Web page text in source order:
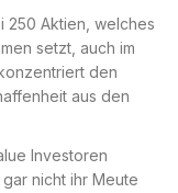
250 Aktien, welches
setzt, auch im
den
aus den
Investoren
nicht ihr Meute